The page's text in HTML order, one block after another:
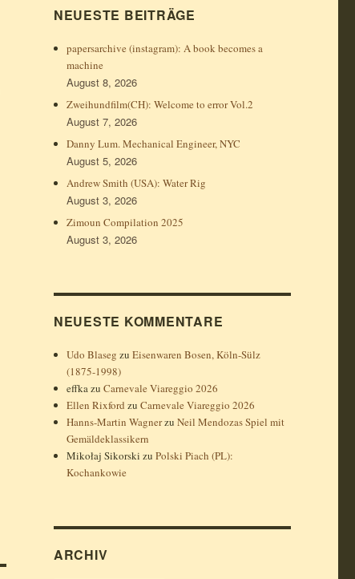
NEUESTE BEITRÄGE
papersarchive (instagram): A book becomes a
machine
August 8, 2026
Zweihundfilm(CH): Welcome to error Vol.2
August 7, 2026
Danny Lum. Mechanical Engineer, NYC
August 5, 2026
Andrew Smith (USA): Water Rig
August 3, 2026
Zimoun Compilation 2025
August 3, 2026
NEUESTE KOMMENTARE
Udo Blaseg zuEisenwaren Bosen, Köln-Sülz
(1875-1998)
effkazuCarnevale Viareggio 2026
Ellen Rixford zuCarnevale Viareggio 2026
Hanns-Martin WagnerzuNeil Mendozas Spiel mit
Gemäldeklassikern
Mikołaj Sikorski zuPolski Piach (PL):
Kochankowie
ARCHIV